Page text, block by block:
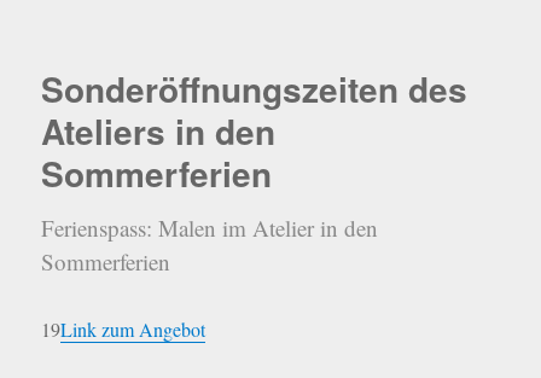
Sonderöffnungszeiten des
Ateliers in den
Sommerferien
Ferienspass: Malen im Atelier in den
Sommerferien
19Link zum Angebot